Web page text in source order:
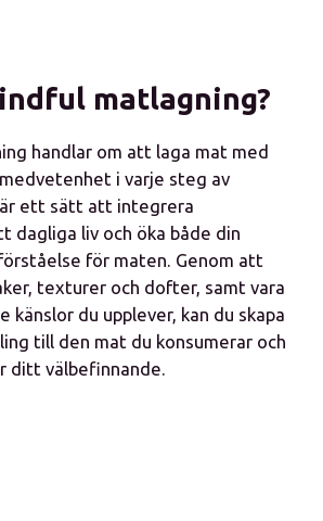
matlagning?
handlar om att laga mat med
i varje steg av
ett sätt att integrera
dagliga liv och öka både din
för maten. Genom att
texturer och dofter, samt vara
känslor du upplever, kan du skapa
till den mat du konsumerar och
ditt välbefinnande.